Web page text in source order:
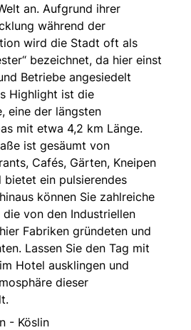
an. Aufgrund ihrer
während der
wird die Stadt oft als
bezeichnet, da hier einst
Betriebe angesiedelt
Highlight ist die
eine der längsten
mit etwa 4,2 km Länge.
ist gesäumt von
Cafés, Gärten, Kneipen
bietet ein pulsierendes
können Sie zahlreiche
die von den Industriellen
Fabriken gründeten und
Lassen Sie den Tag mit
Hotel ausklingen und
dieser
- Köslin